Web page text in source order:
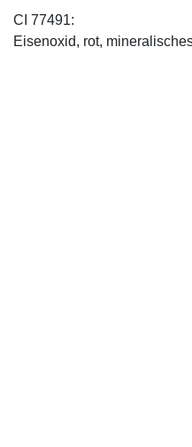
CI 77491:
Eisenoxid, rot,